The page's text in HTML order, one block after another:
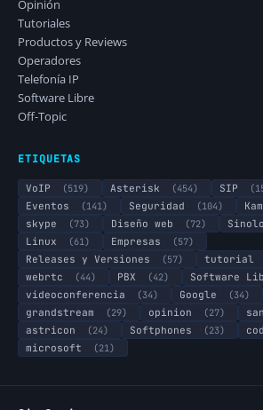
Opinión
Tutoriales
Productos y Reviews
Operadores
Telefonía IP
Software Libre
Off-Topic
ETIQUETAS
VoIP (519) Asterisk (454) SIP
Eventos
(141) Seguridad (104)
skype
(73) Diseño web (72)
Linux
(61) Empresas
(57)
Releases y Versiones
(57) tutorial
webrtc
(44) PBX (42) Software
videoconferencia
(34) Google
(34)
grandstream
(29) opinion (27)
astricon
(24) Softphones (23)
microsoft
(21)